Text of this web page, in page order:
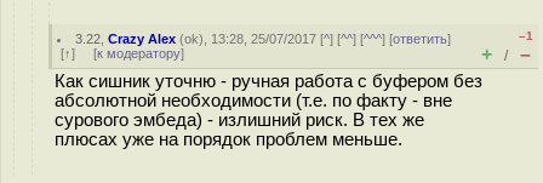
3.22 ,Crazy Alex (ok), 13:28, 25/07/2017 [^] [^^] [^^^] [ответить]
[↑] [к модератору]
–1
+ / –
Как сишник уточню - ручная работа с буфером без
абсолютной необходимости (т.е. по факту - вне
сурового эмбеда) - излишний риск. В тех же
плюсах уже на порядок проблем меньше.